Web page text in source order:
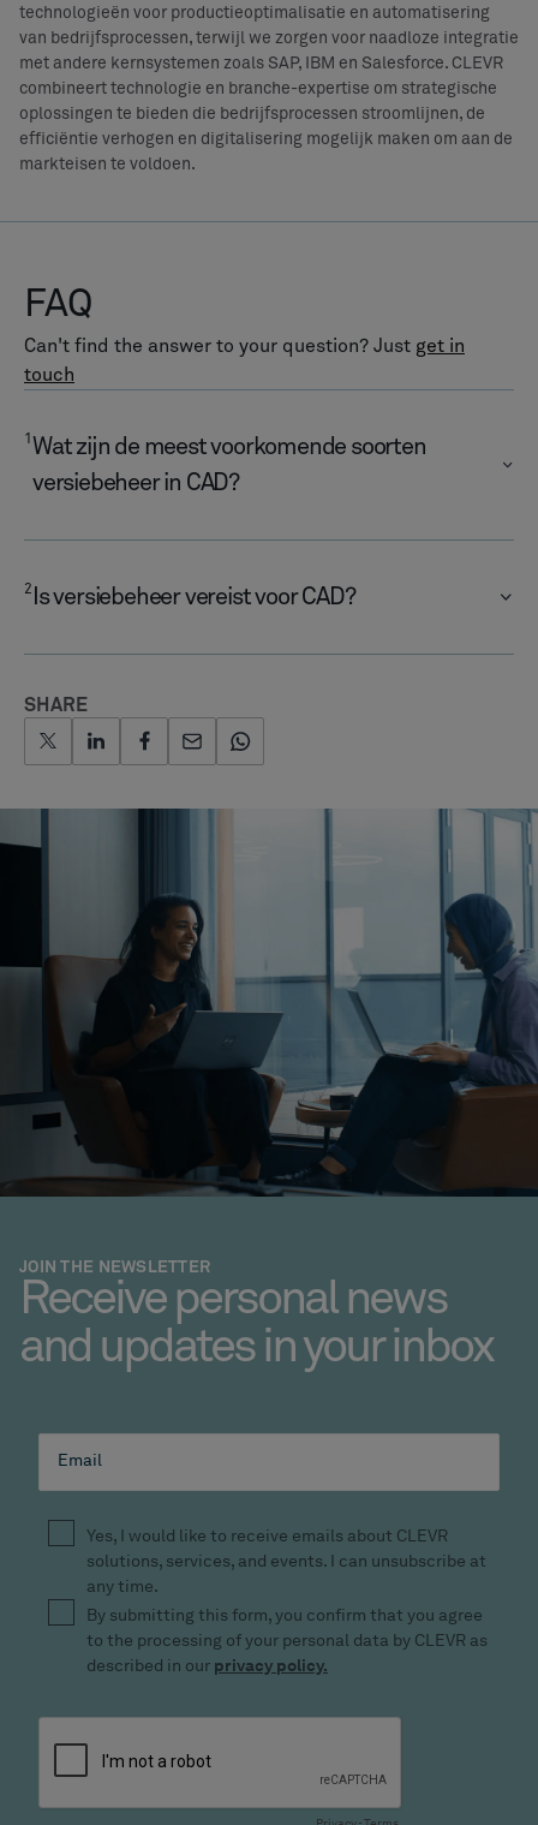
technologieën voor productieoptimalisatie en automatisering
van bedrijfsprocessen, terwijl we zorgen voor naadloze integratie
met andere kernsystemen zoals SAP, IBM en Salesforce. CLEVR
combineert technologie en branche-expertise om strategische
oplossingen te bieden die bedrijfsprocessen stroomlijnen, de
efficiëntie verhogen en digitalisering mogelijk maken om aan de
markteisen te voldoen.
FAQ
Can't find the answer to your question? Just get in
touch
1 Wat zijn de meest voorkomende soorten
versiebeheer in CAD?
2 Is versiebeheer vereist voor CAD?
SHARE
JOIN THE NEWSLETTER
Receive personal news
and updates in your inbox